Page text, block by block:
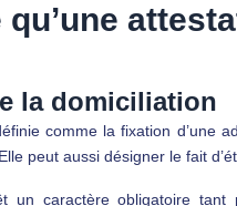
qu’une
la domiciliation
comme la fixation d’une
peut aussi désigner le fait
un caractère obligatoire